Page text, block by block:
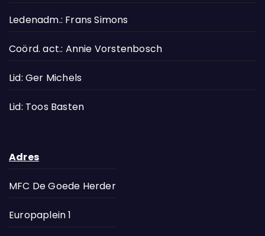
Ledenadm.: Frans Simons
Coörd. act.: Annie Vorstenbosch
Lid: Ger Michels
Lid: Toos Basten
Adres
MFC De Goede Herder
Europaplein 1